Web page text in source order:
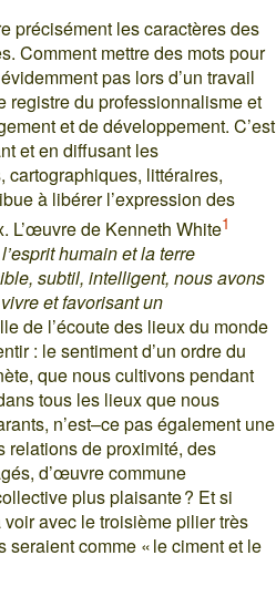
précisément les caractères des
Comment mettre des mots pour
pas lors d’un travail
registre du professionnalisme et
et de développement. C’est
et en diffusant les
cartographiques, littéraires,
à libérer l’expression des
L’œuvre de Kenneth White1
humain et la terre
subtil, intelligent, nous avons
et favorisant un
de l’écoute des lieux du monde
: le sentiment d’un ordre du
que nous cultivons pendant
tous les lieux que nous
n’est–ce pas également une
relations de proximité, des
d’œuvre commune
plus plaisante ? Et si
avec le troisième pilier très
seraient comme « le ciment et le